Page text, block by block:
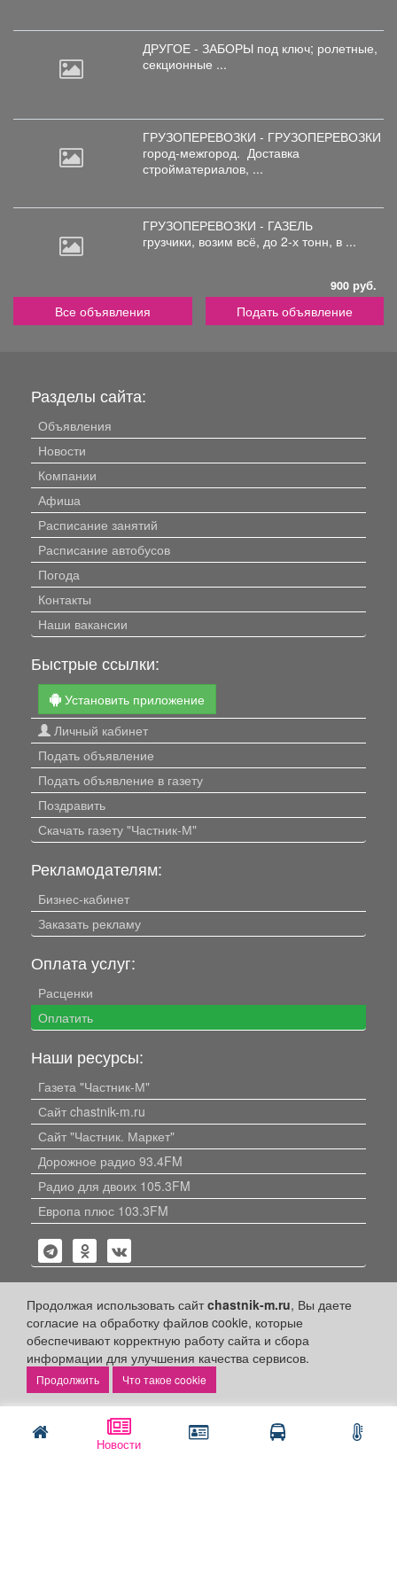
Новости
ДРУГОЕ - ЗАБОРЫ под ключ; ролетные,
секционные ...
ГРУЗОПЕРЕВОЗКИ - ГРУЗОПЕРЕВОЗКИ
город-межгород. Доставка
стройматериалов, ...
ГРУЗОПЕРЕВОЗКИ - ГАЗЕЛЬ
грузчики, возим всё, до 2-х тонн, в ...
900 руб.
Все объявления Подать объявление
Продолжая использовать сайтchastnik-m.ru, Вы даете
согласие на обработку файлов cookie, которые
обеспечивают корректную работу сайта и сбора
информации для улучшения качества сервисов.
Что такое cookie
Разделы сайта:
Объявления
Новости
Компании
Афиша
Расписание занятий
Расписание автобусов
Погода
Контакты
Наши вакансии
Быстрые ссылки:
Установить приложение
Личный кабинет
Подать объявление
Подать объявление в газету
Поздравить
Скачать газету "Частник-М"
Рекламодателям:
Бизнес-кабинет
Заказать рекламу
Оплата услуг:
Расценки
Оплатить
Наши ресурсы:
Газета "Частник-М"
Сайт chastnik-m.ru
Сайт "Частник. Маркет"
Дорожное радио 93.4FM
Радио для двоих 105.3FM
Европа плюс 103.3FM
Политика конфиденциальности
Публикации с пометкой «Реклама», «На правах рекламы»,
«Партнёрский проект» оплачены рекламодателем.
Редакция сайта не несет ответственности за достоверность
информации, содержащейся в рекламных материалах и
© 2006-2026